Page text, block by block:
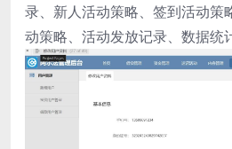
录、新人活动策略、签到活动策
动策略、活动发放记录、数据统